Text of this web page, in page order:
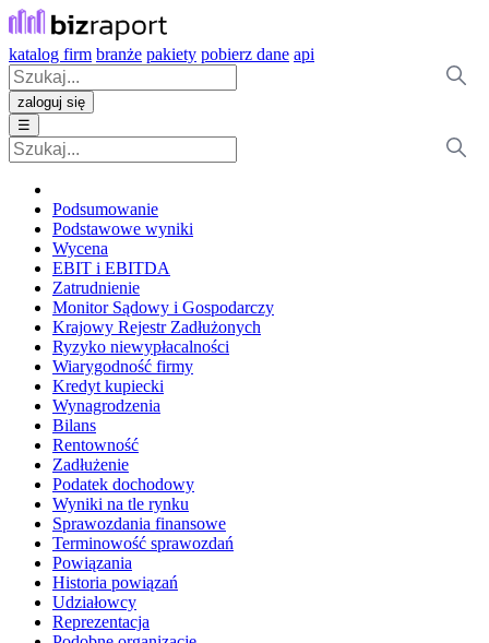
katalog firm branże pakiety pobierz dane api
zaloguj się
☰
Podsumowanie
Podstawowe wyniki
Wycena
EBIT i EBITDA
Zatrudnienie
Monitor Sądowy i Gospodarczy
Krajowy Rejestr Zadłużonych
Ryzyko niewypłacalności
Wiarygodność firmy
Kredyt kupiecki
Wynagrodzenia
Bilans
Rentowność
Zadłużenie
Podatek dochodowy
Wyniki na tle rynku
Sprawozdania finansowe
Terminowość sprawozdań
Powiązania
Historia powiązań
Udziałowcy
Reprezentacja